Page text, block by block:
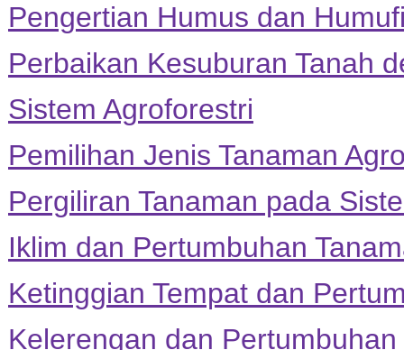
Pengertian Humus dan
Perbaikan Kesuburan Tanah
Sistem Agroforestri
Pemilihan Jenis Tanaman
Pergiliran Tanaman pada
Iklim dan Pertumbuhan
Ketinggian Tempat dan
Kelerengan dan Pertumbuhan